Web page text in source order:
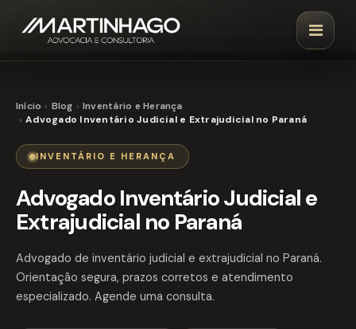
Início Blog
Inventário e Herança
Advogado Inventário Judicial e Extrajudicial no Paraná
INVENTÁRIO E HERANÇA
Advogado Inventário Judicial e
Extrajudicial no Paraná
Advogado de inventário judicial e extrajudicial no Paraná.
Orientação segura, prazos corretos e atendimento
especializado. Agende uma consulta.